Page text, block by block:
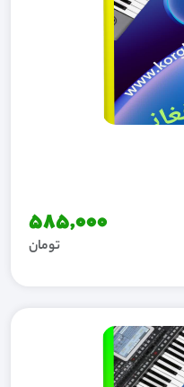
585,000
تومان